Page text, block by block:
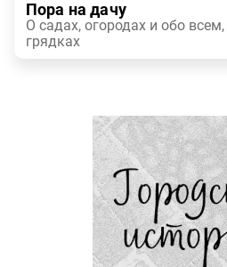
Пора на дачу
О садах, огородах и обо всем,
грядках